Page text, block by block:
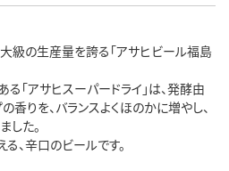
級の生産量を誇る「アサヒビール福島
「アサヒスーパードライ」は、発酵由
香りを、バランスよくほのかに増やし、
した。
、辛口のビールです。